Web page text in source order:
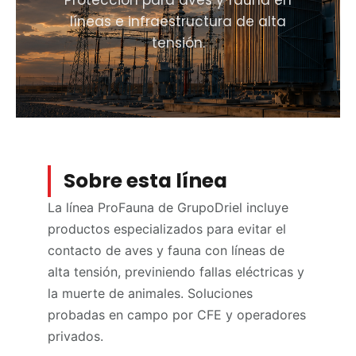
líneas e infraestructura de alta
tensión.
Sobre esta línea
La línea ProFauna de GrupoDriel incluye
productos especializados para evitar el
contacto de aves y fauna con líneas de
alta tensión, previniendo fallas eléctricas y
la muerte de animales. Soluciones
probadas en campo por CFE y operadores
privados.